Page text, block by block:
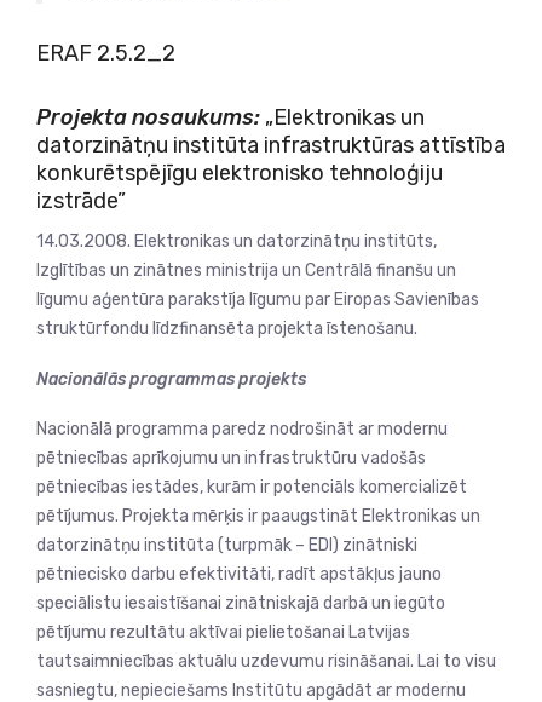
ERAF 2.5.2_2
Projekta nosaukums: „Elektronikas un
datorzinātņu institūta infrastruktūras attīstība
konkurētspējīgu elektronisko tehnoloģiju
izstrāde”
14.03.2008. Elektronikas un datorzinātņu institūts,
Izglītības un zinātnes ministrija un Centrālā finanšu un
līgumu aģentūra parakstīja līgumu par Eiropas Savienības
struktūrfondu līdzfinansēta projekta īstenošanu.
Nacionālās programmas projekts
Nacionālā programma paredz nodrošināt ar modernu
pētniecības aprīkojumu un infrastruktūru vadošās
pētniecības iestādes, kurām ir potenciāls komercializēt
pētījumus. Projekta mērķis ir paaugstināt Elektronikas un
datorzinātņu institūta (turpmāk – EDI) zinātniski
pētniecisko darbu efektivitāti, radīt apstākļus jauno
speciālistu iesaistīšanai zinātniskajā darbā un iegūto
pētījumu rezultātu aktīvai pielietošanai Latvijas
tautsaimniecības aktuālu uzdevumu risināšanai. Lai to visu
sasniegtu, nepieciešams Institūtu apgādāt ar modernu